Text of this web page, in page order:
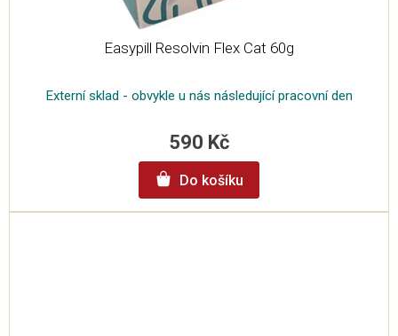
Easypill Resolvin Flex Cat 60g
Externí sklad - obvykle u nás následující pracovní den
590 Kč
Do košíku